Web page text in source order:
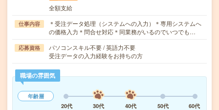
全額支給
仕事内容
＊受注データ処理（システムへの入力）＊専用システムへ
の価格入力＊問合せ対応＊同業務がいるのでいつでも…
応募資格
パソコンスキル不要 / 英語力不要
受注データの入力経験をお持ちの方
職場の雰囲気
年齢層
20代
30代 40代 50代
60代